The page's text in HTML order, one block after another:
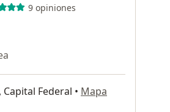
9 opiniones
Federal • Mapa